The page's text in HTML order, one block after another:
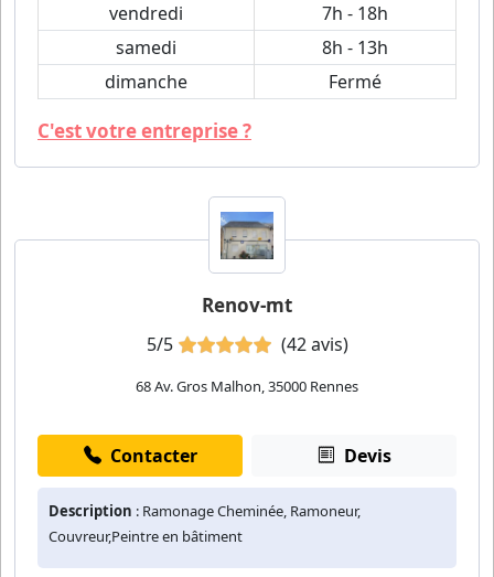
vendredi
7h - 18h
samedi
8h - 13h
dimanche
Fermé
C'est votre entreprise ?
Renov-mt
5/5 (42 avis)
68 Av. Gros Malhon, 35000 Rennes
Contacter Devis
Description : Ramonage Cheminée, Ramoneur,
Couvreur,Peintre en bâtiment